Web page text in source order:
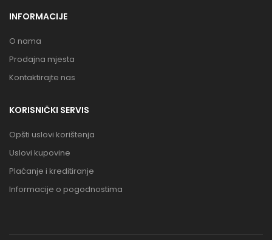
INFORMACIJE
O nama
Prodajna mjesta
Kontaktirajte nas
KORISNIČKI SERVIS
Opšti uslovi korištenja
Uslovi kupovine
Plaćanje i kreditiranje
Informacije o pogodnostima